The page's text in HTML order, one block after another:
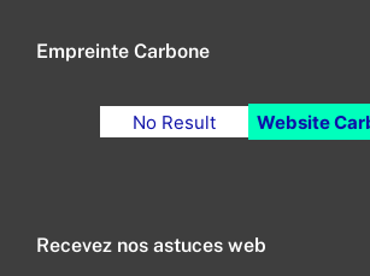
Empreinte Carbone
No Result Website
Recevez nos astuces web